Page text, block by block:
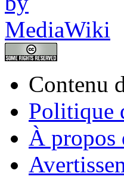
Contenu
Politique
À propos